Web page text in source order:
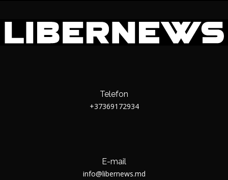
Telefon
+37369172934
E-mail
info@libernews.md